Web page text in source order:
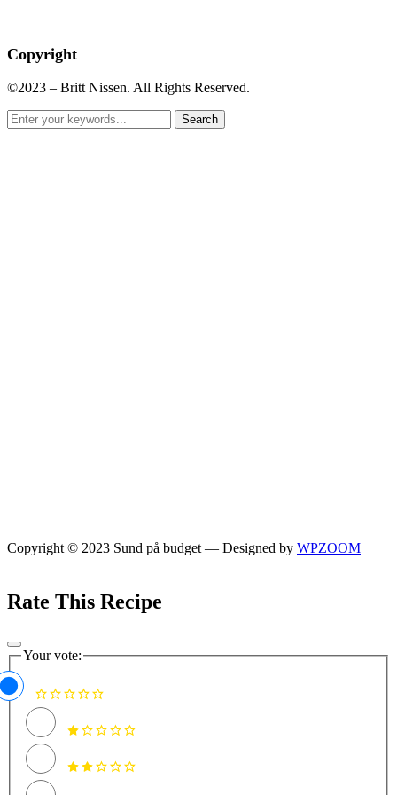
Copyright
©2023 – Britt Nissen. All Rights Reserved.
Copyright © 2023 Sund på budget — Designed by WPZOOM
Rate This Recipe
Your vote: